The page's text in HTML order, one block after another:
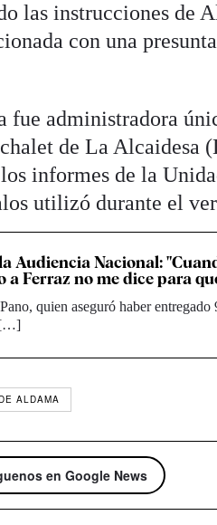
las instrucciones de
con una
fue administradora
de La Alcaidesa
informes de la
utilizó durante el
Audiencia Nacional:
a Ferraz no me dice para
quien aseguró haber
[…]
ALDAMA
en Google News